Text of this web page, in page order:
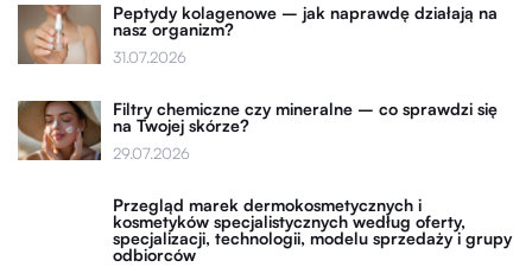
Peptydy kolagenowe – jak naprawdę działają na
nasz organizm?
31.07.2026
Filtry chemiczne czy mineralne – co sprawdzi się
na Twojej skórze?
29.07.2026
Przegląd marek dermokosmetycznych i
kosmetyków specjalistycznych według oferty,
specjalizacji, technologii, modelu sprzedaży i grupy
odbiorców